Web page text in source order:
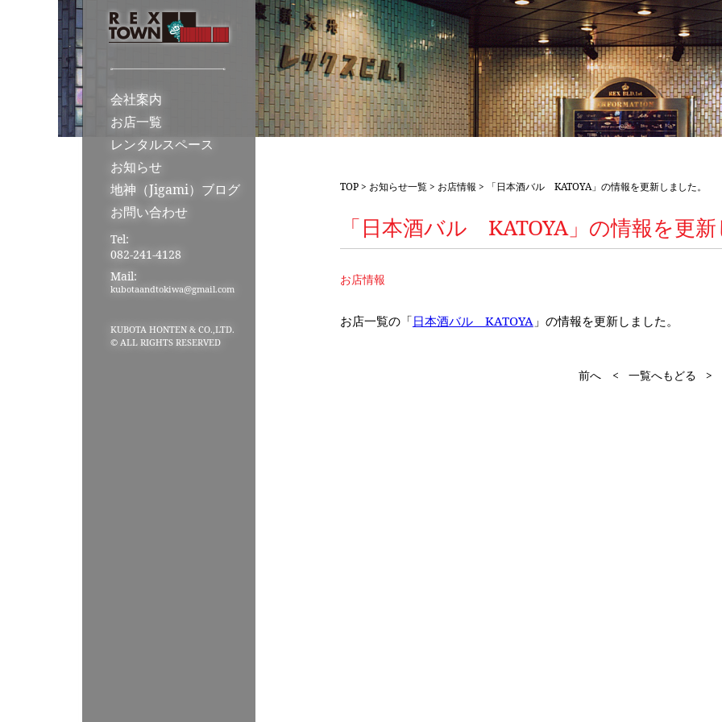
会社案内
お店一覧
レンタルスペース
お知らせ
地神（Jigami）ブログ
お問い合わせ
Tel:
082-241-4128
Mail:
kubotaandtokiwa@gmail.com
KUBOTA HONTEN & CO.,LTD.
© ALL RIGHTS RESERVED
TOP> お知らせ一覧> お店情報 > 「日本酒バル KATOYA」の情報を更新しました。
「日本酒バル KATOYA」の情報を更
お店情報
お店一覧の「日本酒バル KATOYA」の情報を更新しました。
前へ < 一覧へもどる >